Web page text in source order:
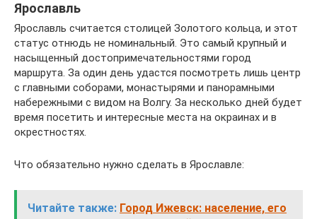
Ярославль
Ярославль считается столицей Золотого кольца, и этот
статус отнюдь не номинальный. Это самый крупный и
насыщенный достопримечательностями город
маршрута. За один день удастся посмотреть лишь центр
с главными соборами, монастырями и панорамными
набережными с видом на Волгу. За несколько дней будет
время посетить и интересные места на окраинах и в
окрестностях.
Что обязательно нужно сделать в Ярославле:
Читайте также: Город Ижевск: население, его